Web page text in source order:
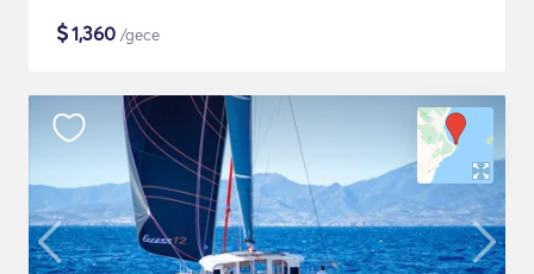
$1,360 /gece